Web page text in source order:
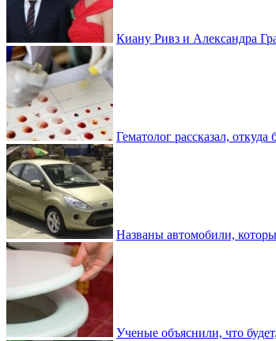
Киану Ривз и Александра
Гематолог рассказал,
Названы автомобили,
Ученые объяснили, что